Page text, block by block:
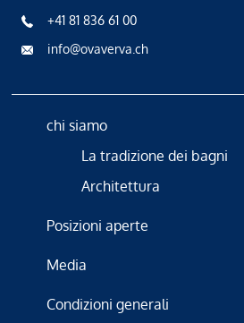
+41 81 836 61 00
info@ovaverva.ch
chi siamo
La tradizione dei bagni
Architettura
Posizioni aperte
Media
Condizioni generali